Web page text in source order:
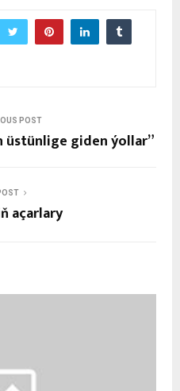
POST
üstünlige giden ýollar”
açarlary